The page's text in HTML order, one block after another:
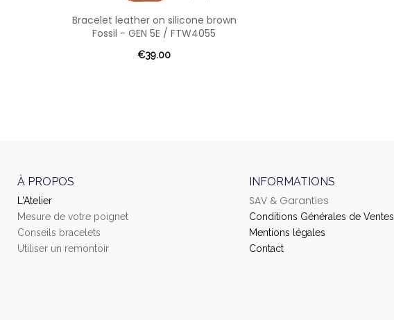
Bracelet leather on silicone brown
Fossil - GEN 5E / FTW4055
€39.00
À PROPOS
L'Atelier
Mesure de votre poignet
Conseils bracelets
Utiliser un remontoir
INFORMATIONS
SAV & Garanties
Conditions Générales de Ventes
Mentions légales
Contact